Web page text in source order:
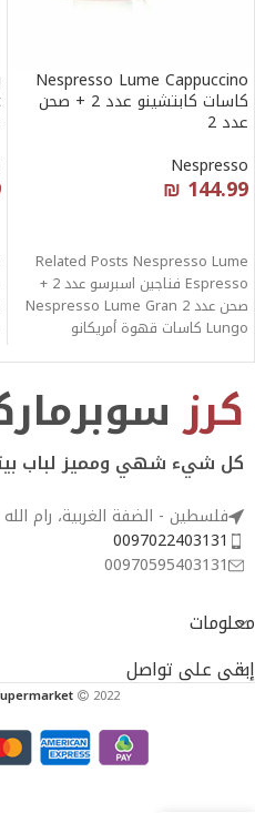
Nespresso Lume Cappuccino
كاسات كابتشينو عدد 2 + صحن
عدد 2
Nespresso
₪ 144.99
Related Posts Nespresso Lume
Espresso فناجين اسبرسو عدد 2 +
صحن عدد 2 Nespresso Lume Gran
Lungo كاسات قهوة أمريكانو
كرز
كل شيء شهي ومميز لباب
فلسطين - الضفة الغربية، رام الله
0097022403131
00970595403131
معلومات
إبقى على تواصل
2022